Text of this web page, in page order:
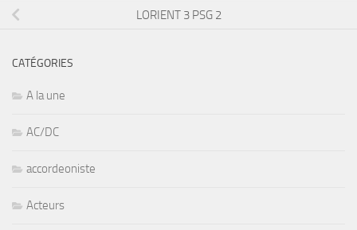
LORIENT 3 PSG 2
CATÉGORIES
A la une
AC/DC
accordeoniste
Acteurs